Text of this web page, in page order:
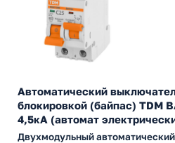
Автоматический
блокировкой (байпас) TDM
4,5кА (автомат
Двухмодульный